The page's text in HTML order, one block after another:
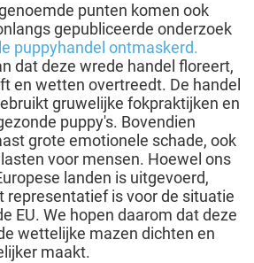
punten komen ook
gepubliceerde onderzoek
puppyhandel ontmaskerd.
dat deze wrede handel floreert,
en wetten overtreedt. De handel
gruwelijke fokpraktijken en
puppy's. Bovendien
grote emotionele schade, ook
voor mensen. Hoewel ons
landen is uitgevoerd,
representatief is voor de situatie
EU. We hopen daarom dat deze
wettelijke mazen dichten en
maakt.